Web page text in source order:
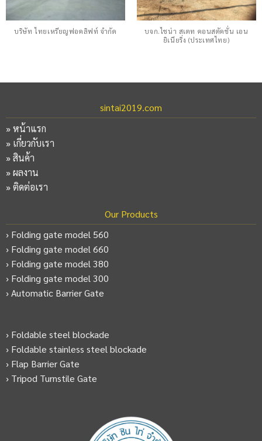
บริษัท ไทยเหรียญฟอคลิฟท์ จำกัด
บจก.ไชน่า สเตท คอนสตัคชั่น เอน
ยิเนียริ่ง (ประเทศไทย)
sintai2019.com
»หน้าแรก
» เกี่ยวกับเรา
»สินค้า
»ผลงาน
»ติดต่อเรา
Our Products
› Folding gate model 560
› Folding gate model 660
› Folding gate model 380
› Folding gate model 300
› Automatic Barrier Gate
› Foldable steel blockade
› Foldable stainless steel blockade
› Flap Barrier Gate
› Tripod Turnstile Gate